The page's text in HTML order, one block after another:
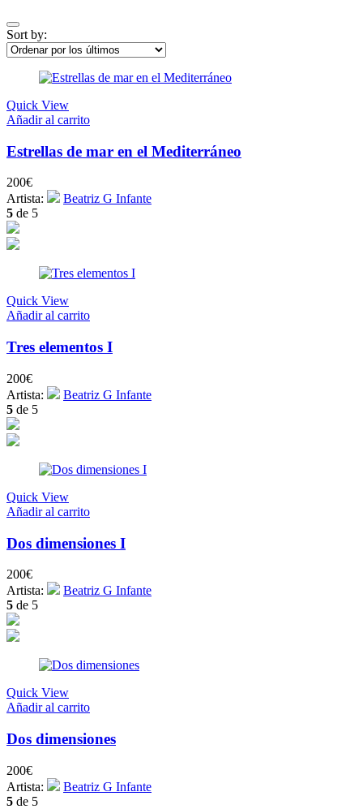
Sort by:
Quick View
Añadir al carrito
Estrellas de mar en el Mediterráneo
200€
Artista:
Beatriz G Infante
5 de 5
Quick View
Añadir al carrito
Tres elementos I
200€
Artista:
Beatriz G Infante
5 de 5
Quick View
Añadir al carrito
Dos dimensiones I
200€
Artista:
Beatriz G Infante
5 de 5
Quick View
Añadir al carrito
Dos dimensiones
200€
Artista:
Beatriz G Infante
5 de 5